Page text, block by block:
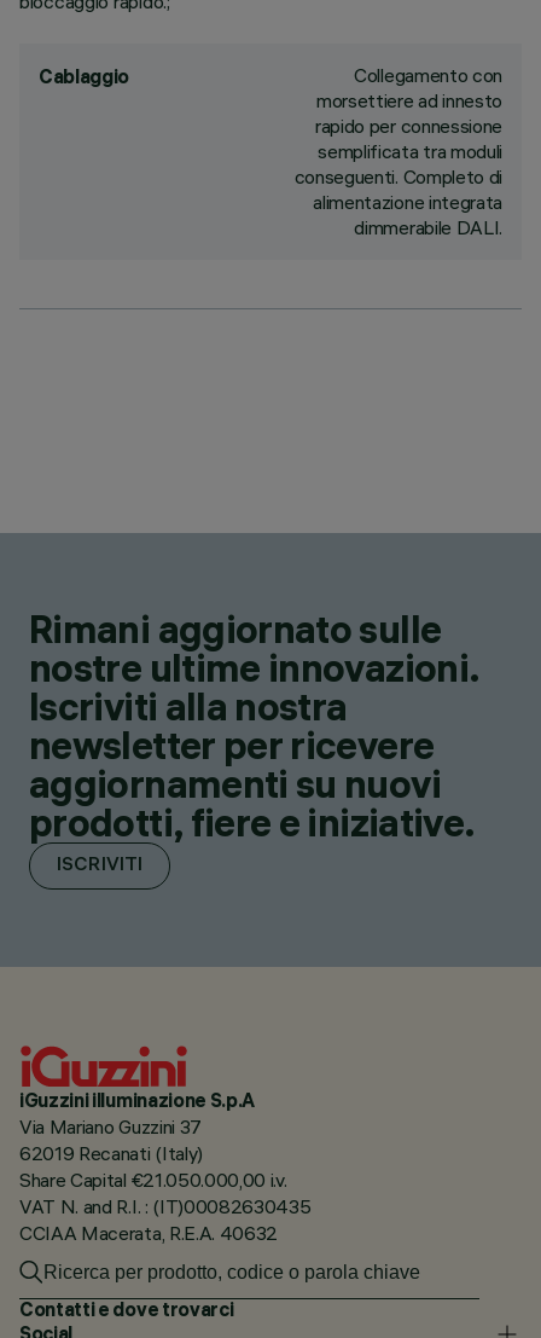
Cablaggio
Collegamento con
morsettiere ad innesto
rapido per connessione
semplificata tra moduli
conseguenti. Completo di
alimentazione integrata
dimmerabile DALI.
Rimani aggiornato sulle
nostre ultime innovazioni.
Iscriviti alla nostra
newsletter per ricevere
aggiornamenti su nuovi
prodotti, fiere e iniziative.
ISCRIVITI
iGuzzini illuminazione S.p.A
Via Mariano Guzzini 37
62019 Recanati (Italy)
Share Capital €21.050.000,00 i.v.
VAT N. and R.I. : (IT)00082630435
CCIAA Macerata, R.E.A. 40632
Contatti e dove trovarci